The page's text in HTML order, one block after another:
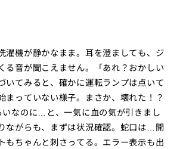
濯機が静かなまま。耳を澄ましても、ジ
る音が聞こえません。「あれ？おかしい
いてみると、確かに運転ランプは点いて
まっていない様子。まさか、壊れた！？
いなのに…と、一気に血の気が引きまし
ながらも、まずは状況確認。蛇口は…開
もちゃんと刺さってる。エラー表示も出